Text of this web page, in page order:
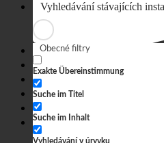
Suche im Inhalt
Vyhledávání v úryvku
Webový obchod
Kontakt
Technické detaily
Svět ecoturbino®
Webový obchod |